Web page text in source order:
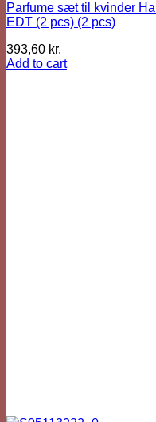
Parfume sæt til kvinder
EDT (2 pcs) (2 pcs)
393,60 kr.
Add to cart